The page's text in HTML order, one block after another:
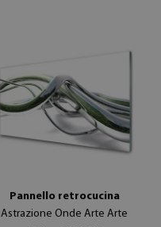
Pannello retrocucina
Astrazione Onde Arte Arte